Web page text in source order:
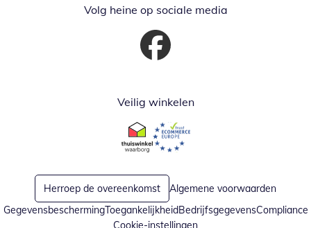
Volg heine op sociale media
Opent in nieuw venster
Veilig winkelen
Opent in nieuw venster
Opent in nieuw venster
Herroep de overeenkomst
Algemene voorwaarden
GegevensbeschermingToegankelijkheidBedrijfsgegevensCompliance
Cookie-instellingen